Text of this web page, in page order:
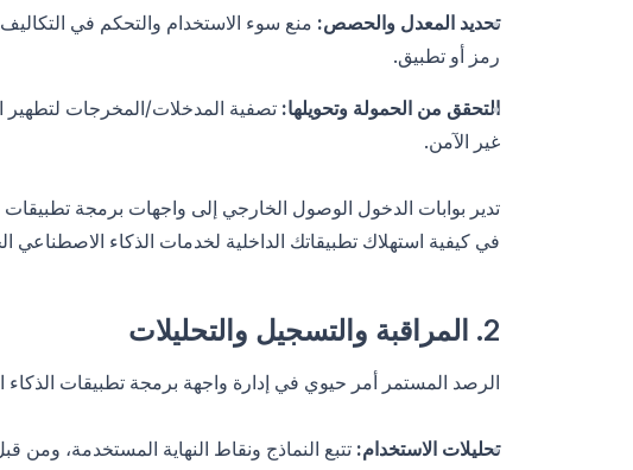
تحديد المعدل والحصص: منع سوء الاستخدام والتحكم في
رمز أو تطبيق.
التحقق من الحمولة وتحويلها: تصفية المدخلات/المخرجات لتطهير
غير الآمن.
تدير بوابات الدخول الوصول الخارجي إلى واجهات برمجة تطبيقات
في كيفية استهلاك تطبيقاتك الداخلية لخدمات الذكاء الاصطناعي
2. المراقبة والتسجيل والتحليلات
الرصد المستمر أمر حيوي في إدارة واجهة برمجة تطبيقات الذكاء
تحليلات الاستخدام: تتبع النماذج ونقاط النهاية المستخدمة، ومن